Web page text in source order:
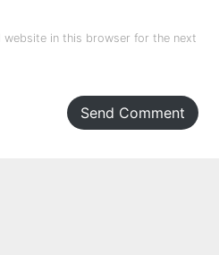
website in this browser for the next
Send Comment